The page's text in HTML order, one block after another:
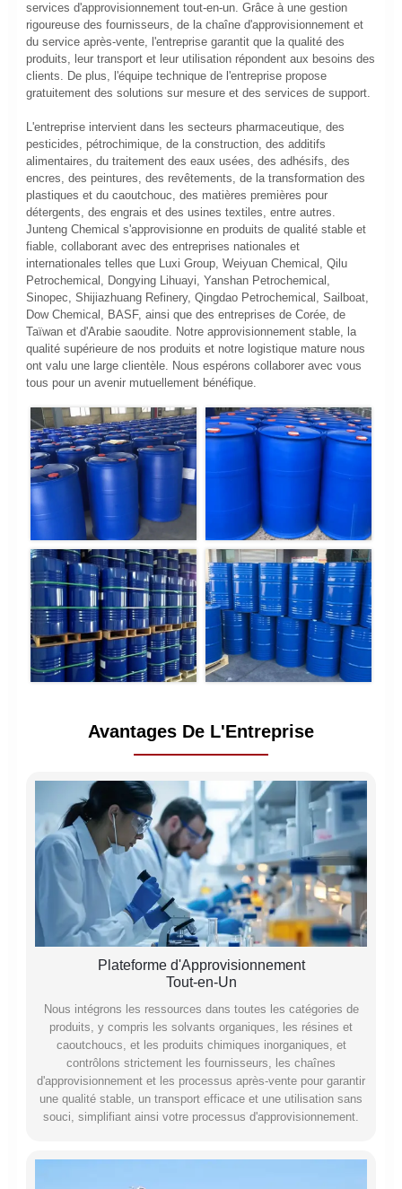
services d'approvisionnement tout-en-un. Grâce à une gestion
rigoureuse des fournisseurs, de la chaîne d'approvisionnement et
du service après-vente, l'entreprise garantit que la qualité des
produits, leur transport et leur utilisation répondent aux besoins des
clients. De plus, l'équipe technique de l'entreprise propose
gratuitement des solutions sur mesure et des services de support.
L'entreprise intervient dans les secteurs pharmaceutique, des
pesticides, pétrochimique, de la construction, des additifs
alimentaires, du traitement des eaux usées, des adhésifs, des
encres, des peintures, des revêtements, de la transformation des
plastiques et du caoutchouc, des matières premières pour
détergents, des engrais et des usines textiles, entre autres.
Junteng Chemical s'approvisionne en produits de qualité stable et
fiable, collaborant avec des entreprises nationales et
internationales telles que Luxi Group, Weiyuan Chemical, Qilu
Petrochemical, Dongying Lihuayi, Yanshan Petrochemical,
Sinopec, Shijiazhuang Refinery, Qingdao Petrochemical, Sailboat,
Dow Chemical, BASF, ainsi que des entreprises de Corée, de
Taïwan et d'Arabie saoudite. Notre approvisionnement stable, la
qualité supérieure de nos produits et notre logistique mature nous
ont valu une large clientèle. Nous espérons collaborer avec vous
tous pour un avenir mutuellement bénéfique.
Avantages De L'Entreprise
Plateforme d'Approvisionnement
Tout-en-Un
Nous intégrons les ressources dans toutes les catégories de
produits, y compris les solvants organiques, les résines et
caoutchoucs, et les produits chimiques inorganiques, et
contrôlons strictement les fournisseurs, les chaînes
d'approvisionnement et les processus après-vente pour garantir
une qualité stable, un transport efficace et une utilisation sans
souci, simplifiant ainsi votre processus d'approvisionnement.